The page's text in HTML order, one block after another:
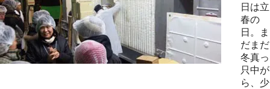
日は立
春の
日。ま
だまだ
冬真っ
只中が
ら、少